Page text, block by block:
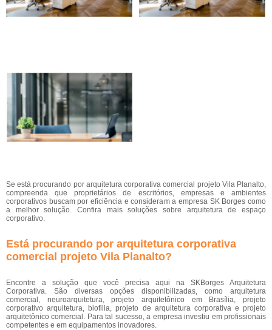
Se está procurando por arquitetura corporativa comercial projeto Vila Planalto,
compreenda que proprietários de escritórios, empresas e ambientes
corporativos buscam por eficiência e consideram a empresa SK Borges como
a melhor solução. Confira mais soluções sobre arquitetura de espaço
corporativo.
Está procurando por arquitetura corporativa
comercial projeto Vila Planalto?
Encontre a solução que você precisa aqui na SKBorges Arquitetura
Corporativa. São diversas opções disponibilizadas, como arquitetura
comercial, neuroarquitetura, projeto arquitetônico em Brasília, projeto
corporativo arquitetura, biofilia, projeto de arquitetura corporativa e projeto
arquitetônico comercial. Para tal sucesso, a empresa investiu em profissionais
competentes e em equipamentos inovadores.